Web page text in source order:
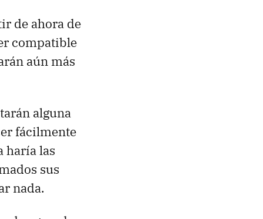
de ahora de
compatible
aún más
alguna
fácilmente
haría las
sus
nada.